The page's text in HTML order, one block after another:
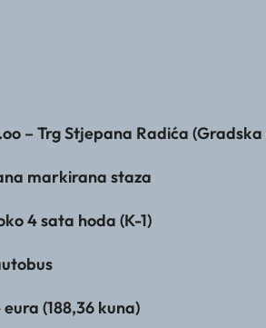
– Trg Stjepana Radića
markirana staza
4 sata hoda (K-1)
(188,36 kuna)